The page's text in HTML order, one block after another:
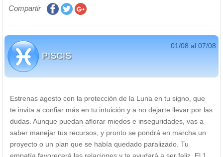
Compartir
PISCIS
01/08 al 07/08
Estrenas agosto con la protección de la Luna en tu signo, que
te invita a confiar más en tu intuición y a no dejarte llevar por las
dudas. Aunque puedan aflorar miedos e inseguridades, vas a
saber manejar tus recursos, y pronto se pondrá en marcha un
proyecto o un plan que se había quedado paralizado. Tu